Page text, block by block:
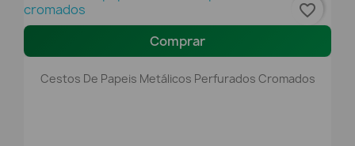
Comprar
Cestos De Papeis Metálicos Perfurados Cromados
favorite_border